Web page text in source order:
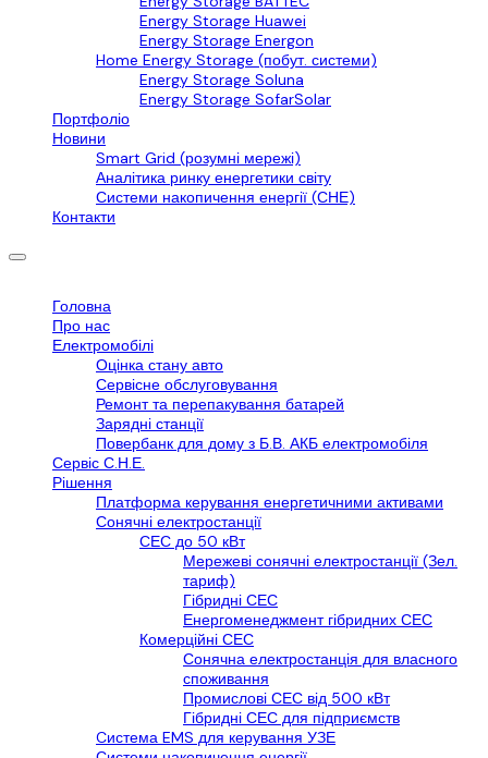
Energy Storage Huawei
Energy Storage Energon
Home Energy Storage (побут. системи)
Energy Storage Soluna
Energy Storage SofarSolar
Портфоліо
Новини
Smart Grid (розумні мережі)
Аналітика ринку енергетики світу
Системи накопичення енергії (СНЕ)
Контакти
Головна
Про нас
Електромобілі
Оцінка стану авто
Сервісне обслуговування
Ремонт та перепакування батарей
Зарядні станції
Повербанк для дому з Б.В. АКБ електромобіля
Сервіс С.Н.Е.
Рішення
Платформа керування енергетичними активами
Сонячні електростанції
СЕС до 50 кВт
Мережеві сонячні електростанції (Зел.
тариф)
Гібридні СЕС
Енергоменеджмент гібридних СЕС
Комерційні СЕС
Сонячна електростанція для власного
споживання
Промислові СЕС від 500 кВт
Гібридні СЕС для підприємств
Cистема EMS для керування УЗЕ